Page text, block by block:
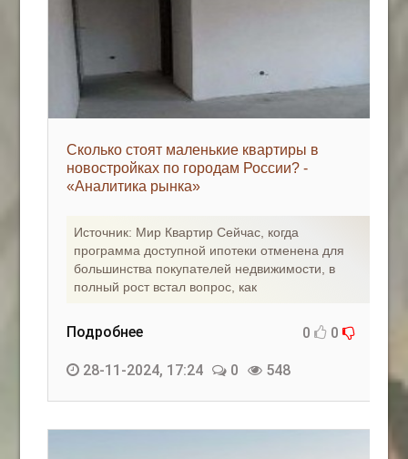
Сколько стоят маленькие квартиры в
новостройках по городам России? -
«Аналитика рынка»
Источник: Мир Квартир Сейчас, когда
программа доступной ипотеки отменена для
большинства покупателей недвижимости, в
полный рост встал вопрос, как
Подробнее 0 0
28-11-2024, 17:24 0 548